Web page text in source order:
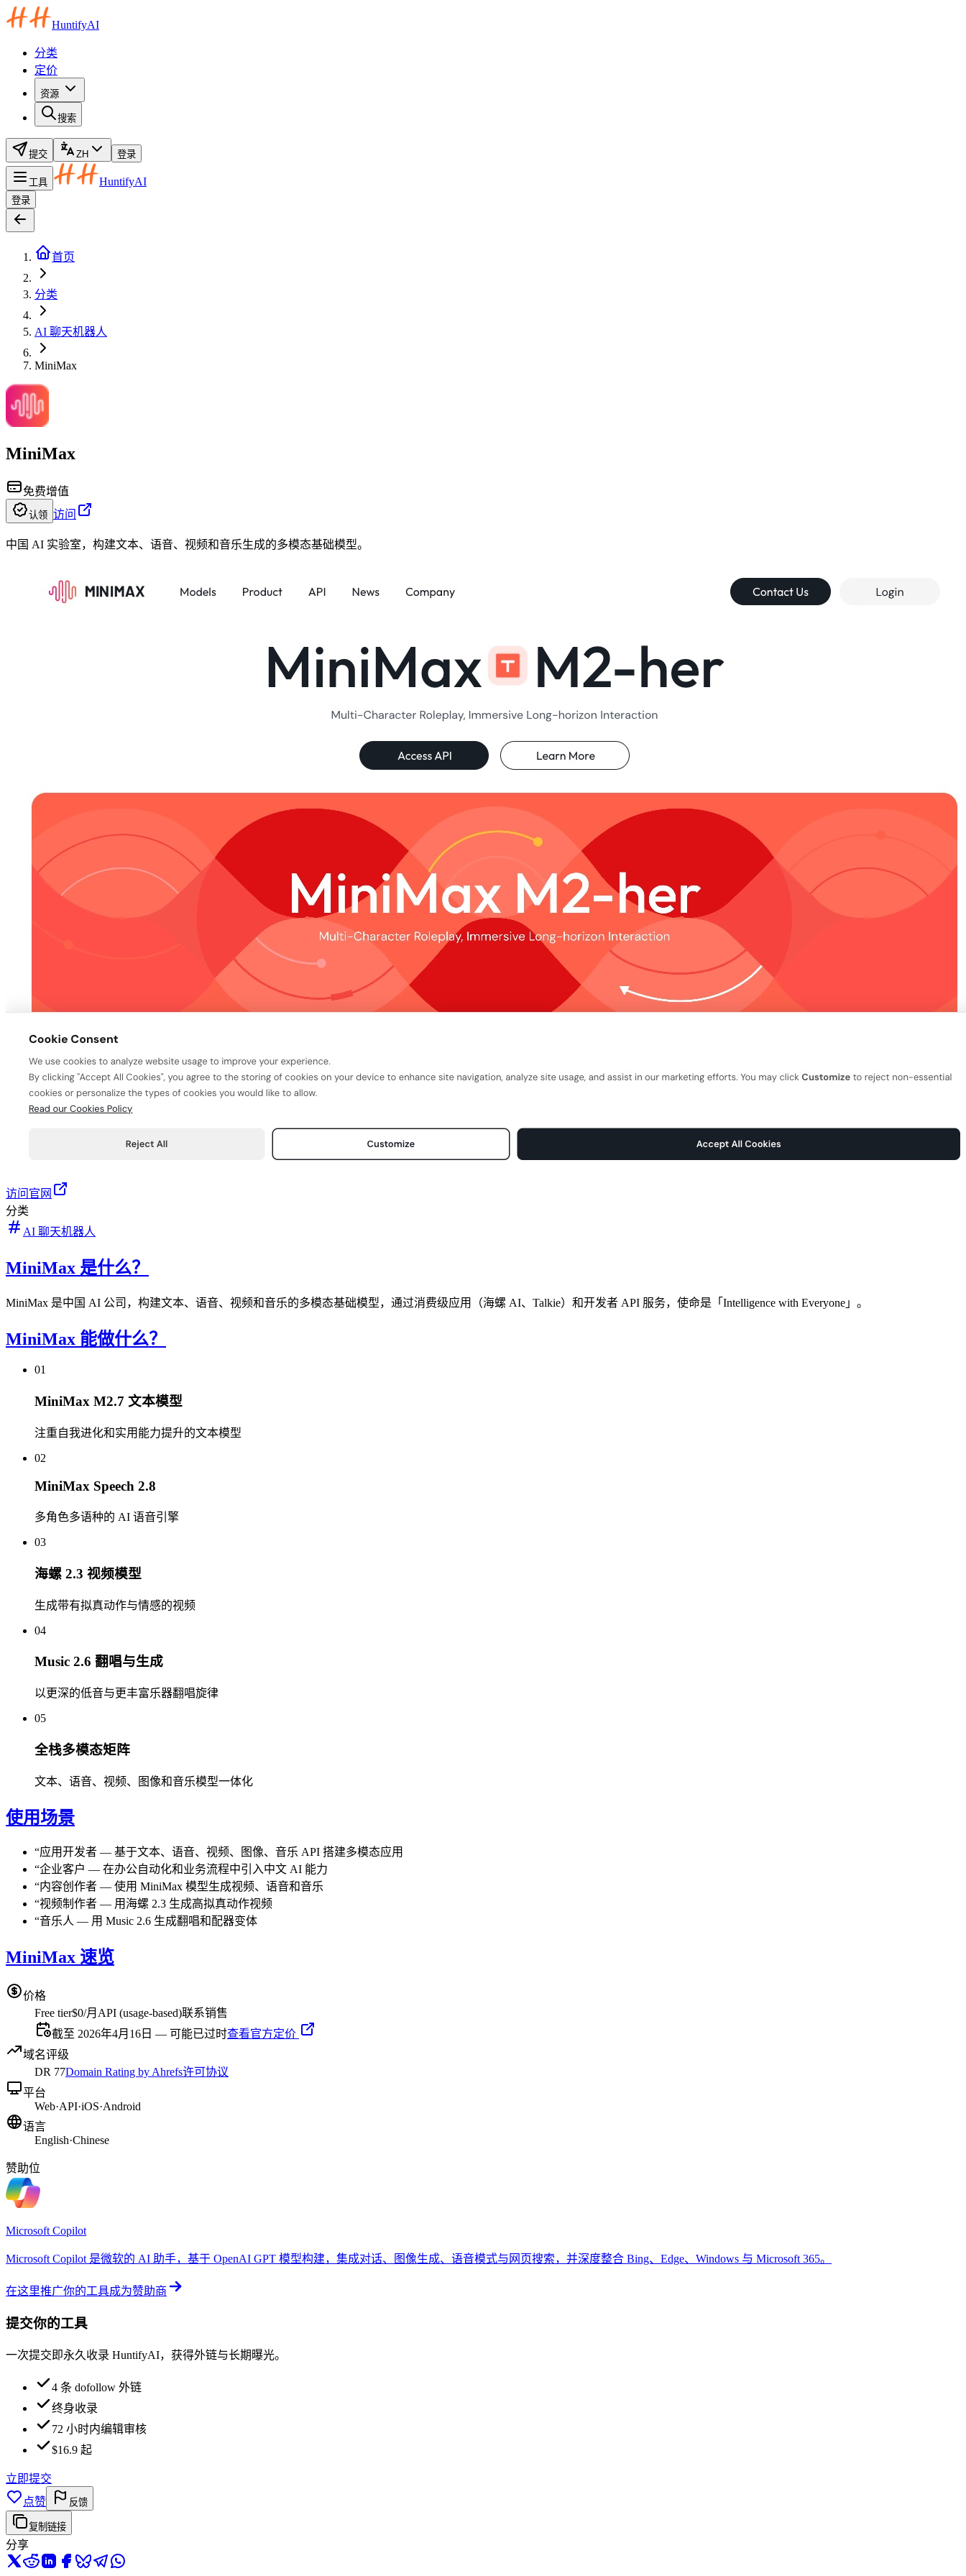
HuntifyAI
分类
定价
资源
搜索
提交 ZH 登录
工具 HuntifyAI
登录
首页
分类
AI 聊天机器人
MiniMax
MiniMax
免费增值
认领 访问
中国 AI 实验室，构建文本、语音、视频和音乐生成的多模态基础模型。
访问官网
分类
AI 聊天机器人
MiniMax 是什么？
MiniMax 是中国 AI 公司，构建文本、语音、视频和音乐的多模态基础模型，通过消费级应用（海螺 AI、Talkie）和开发者 API 服务，使命是「Intelligence with Everyone」。
MiniMax 能做什么？
01
MiniMax M2.7 文本模型
注重自我进化和实用能力提升的文本模型
02
MiniMax Speech 2.8
多角色多语种的 AI 语音引擎
03
海螺 2.3 视频模型
生成带有拟真动作与情感的视频
04
Music 2.6 翻唱与生成
以更深的低音与更丰富乐器翻唱旋律
05
全栈多模态矩阵
文本、语音、视频、图像和音乐模型一体化
使用场景
“应用开发者 — 基于文本、语音、视频、图像、音乐 API 搭建多模态应用
“企业客户 — 在办公自动化和业务流程中引入中文 AI 能力
“内容创作者 — 使用 MiniMax 模型生成视频、语音和音乐
“视频制作者 — 用海螺 2.3 生成高拟真动作视频
“音乐人 — 用 Music 2.6 生成翻唱和配器变体
MiniMax 速览
价格
Free tier$0/月 API (usage-based)联系销售
截至 2026年4月16日 — 可能已过时查看官方定价
域名评级
DR 77Domain Rating by Ahrefs许可协议
平台
Web·API·iOS·Android
语言
English·Chinese
赞助位
Microsoft Copilot
Microsoft Copilot 是微软的 AI 助手，基于 OpenAI GPT 模型构建，集成对话、图像生成、语音模式与网页搜索，并深度整合 Bing、Edge、Windows 与 Microsoft 365。
在这里推广你的工具成为赞助商
提交你的工具
一次提交即永久收录 HuntifyAI，获得外链与长期曝光。
4 条 dofollow 外链
终身收录
72 小时内编辑审核
$16.9 起
立即提交
点赞
反馈
复制链接
分享